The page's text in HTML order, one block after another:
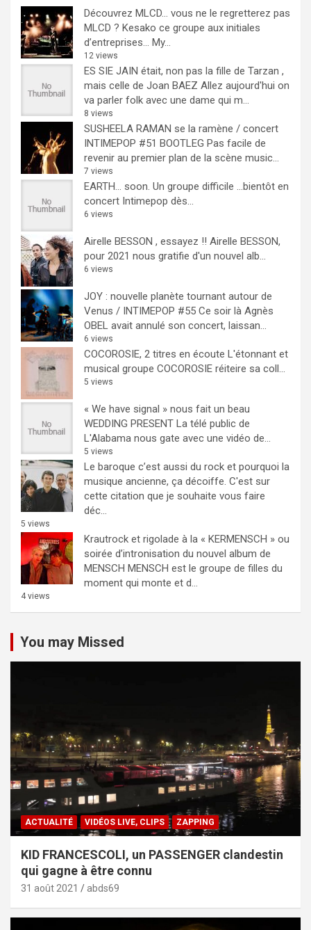
Découvrez MLCD… vous ne le regretterez pas
MLCD ? Kesako ce groupe aux initiales
d’entreprises… My...
12 views
ES SIE JAIN était, non pas la fille de Tarzan ,
mais celle de Joan BAEZ Allez aujourd'hui on
va parler folk avec une dame qui m...
8 views
SUSHEELA RAMAN se la ramène / concert
INTIMEPOP #51 BOOTLEG Pas facile de
revenir au premier plan de la scène music...
7 views
EARTH… soon. Un groupe difficile ...bientôt en
concert Intimepop dès...
6 views
Airelle BESSON , essayez !! Airelle BESSON,
pour 2021 nous gratifie d'un nouvel alb...
6 views
JOY : nouvelle planète tournant autour de
Venus / INTIMEPOP #55 Ce soir là Agnès
OBEL avait annulé son concert, laissan...
6 views
COCOROSIE, 2 titres en écoute L'étonnant et
musical groupe COCOROSIE réiteire sa coll...
5 views
« We have signal » nous fait un beau
WEDDING PRESENT La télé public de
L'Alabama nous gate avec une vidéo de...
5 views
Le baroque c’est aussi du rock et pourquoi la
musique ancienne, ça décoiffe. C'est sur
cette citation que je souhaite vous faire
déc...
5 views
Krautrock et rigolade à la « KERMENSCH » ou
soirée d’intronisation du nouvel album de
MENSCH MENSCH est le groupe de filles du
moment qui monte et d...
4 views
You may Missed
ACTUALITÉ VIDÉOS LIVE, CLIPS ZAPPING
KID FRANCESCOLI, un PASSENGER clandestin
qui gagne à être connu
31 août 2021 abds69